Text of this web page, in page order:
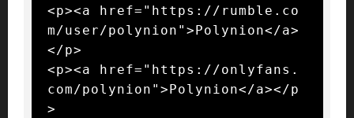
<p><a href="https://rumble.co
m/user/polynion">Polynion</a>
</p>
<p><a href="https://onlyfans.
com/polynion">Polynion</a></p
>